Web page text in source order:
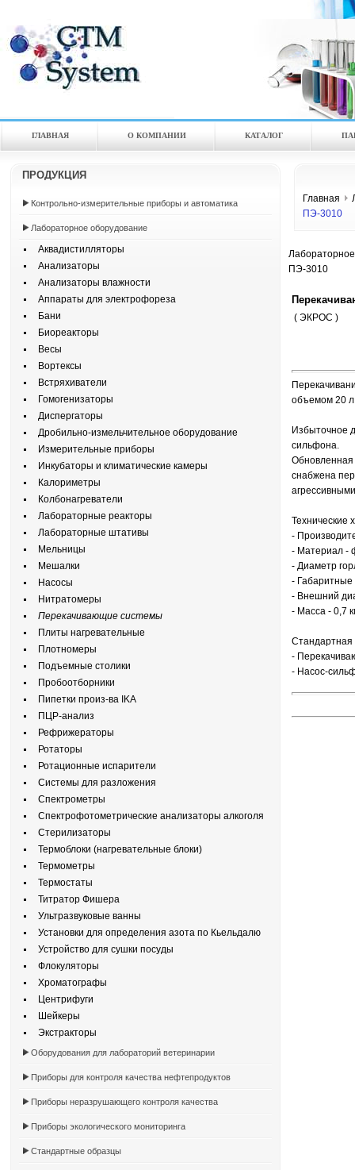
ГЛАВНАЯ О КОМПАНИИ КАТАЛOГ
ПРОДУКЦИЯ
Контрольно-измерительные приборы и автоматика
Лабораторное оборудование
Аквадистилляторы
Анализаторы
Анализаторы влажности
Аппараты для электрофореза
Бани
Биореакторы
Весы
Вортексы
Встряхиватели
Гомогенизаторы
Диспергаторы
Дробильно-измельчительное оборудование
Измерительные приборы
Инкубаторы и климатические камеры
Калориметры
Колбонагреватели
Лабораторные реакторы
Лабораторные штативы
Мельницы
Мешалки
Насосы
Нитратомеры
Перекачивающие системы
Плиты нагревательные
Плотномеры
Подъемные столики
Пробоотборники
Пипетки произ-ва IKA
ПЦР-анализ
Рефрижераторы
Ротаторы
Ротационные испарители
Системы для разложения
Спектрометры
Спектрофотометрические анализаторы алкоголя
Стерилизаторы
Термоблоки (нагревательные блоки)
Термометры
Термостаты
Титратор Фишера
Ультразвуковые ванны
Установки для определения азота по Кьельдалю
Устройство для сушки посуды
Флокуляторы
Хроматографы
Центрифуги
Шейкеры
Экстракторы
Оборудования для лабораторий ветеринарии
Приборы для контроля качества нефтепродуктов
Приборы неразрушающего контроля качества
Приборы экологического мониторинга
Стандартные образцы
Главная
ПЭ-3010
ПЭ-3010
( ЭКРОС )
объемом 20
Избыточное
сильфона.
снабжена
Технические
-
- Материал -
- Диаметр
-
- Внешний
- Масса - 0,7
Стандартная
-
- Насос-